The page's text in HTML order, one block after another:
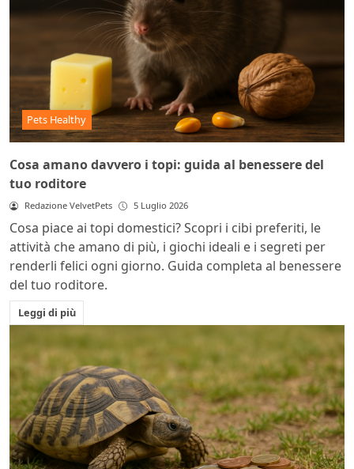
Pets Healthy
Cosa amano davvero i topi: guida al benessere del
tuo roditore
Redazione VelvetPets 5 Luglio 2026
Cosa piace ai topi domestici? Scopri i cibi preferiti, le
attività che amano di più, i giochi ideali e i segreti per
renderli felici ogni giorno. Guida completa al benessere
del tuo roditore.
Leggi di più